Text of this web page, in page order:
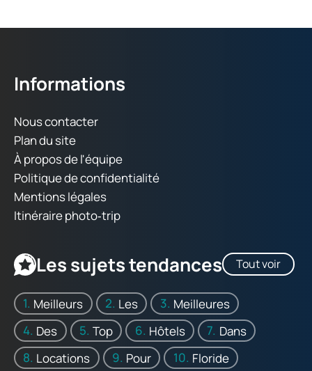
Informations
Nous contacter
Plan du site
À propos de l'équipe
Politique de confidentialité
Mentions légales
Itinéraire photo‑trip
Les sujets tendances Tout voir
Meilleurs Les
Meilleures
Des
Top Hôtels
Dans
Locations
Pour Floride